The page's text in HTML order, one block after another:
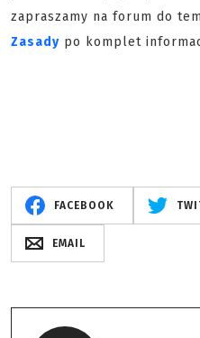
zapraszamy na forum do
Zasady po komplet
FACEBOOK
EMAIL